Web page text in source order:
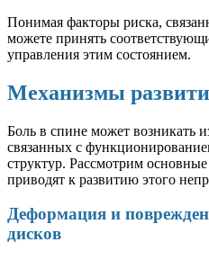
Понимая факторы риска,
можете принять
управления этим состоянием.
Механизмы
Боль в спине может возникать
связанных с
структур. Рассмотрим
приводят к развитию этого
Деформация и
дисков